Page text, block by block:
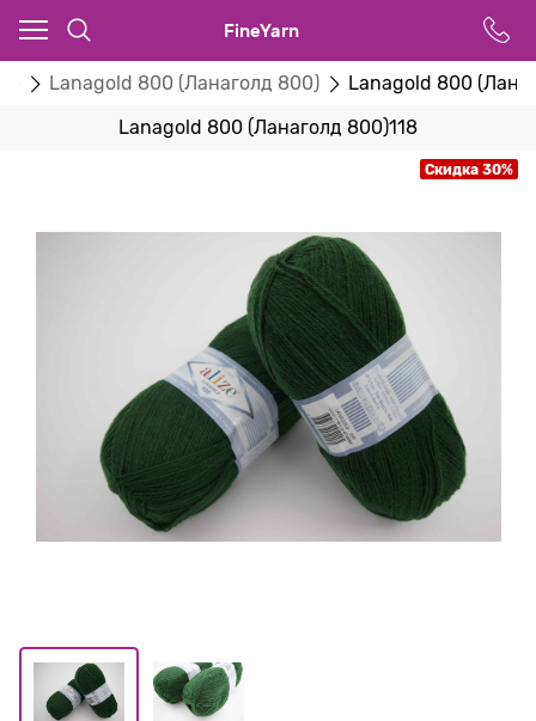
FineYarn
Lanagold 800 (Ланаголд 800) Lanagold 800
Lanagold 800 (Ланаголд 800)118
Скидка 30%